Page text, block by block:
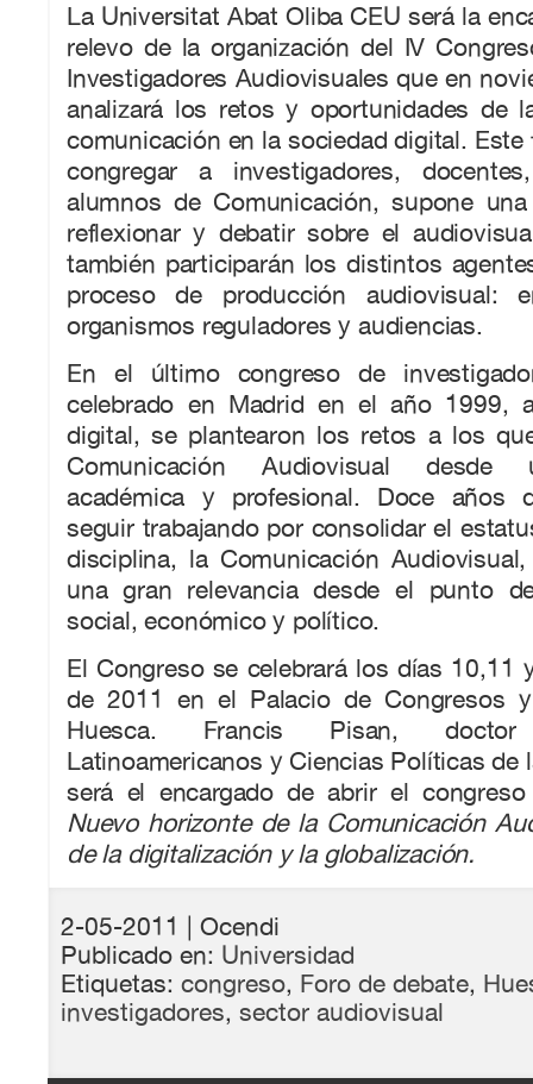
La Universitat Abat Oliba CEU será la
relevo de la organización del IV
Investigadores Audiovisuales que en
analizará los retos y oportunidades de
comunicación en la sociedad digital. Este
congregar a investigadores,
alumnos de Comunicación, supone
reflexionar y debatir sobre el
también participarán los distintos
proceso de producción audiovisual:
organismos reguladores y audiencias.
En el último congreso de
celebrado en Madrid en el año 1999,
digital, se plantearon los retos a los
Comunicación Audiovisual desde
académica y profesional. Doce años
seguir trabajando por consolidar el
disciplina, la Comunicación
una gran relevancia desde el punto
social, económico y político.
El Congreso se celebrará los días 10,11
de 2011 en el Palacio de Congresos
Huesca. Francis Pisan,
Latinoamericanos y Ciencias Políticas de
será el encargado de abrir el
Nuevo horizonte de la Comunicación
de la digitalización y la globalización.
2-05-2011 | Ocendi
Publicado en: Universidad
Etiquetas: congreso, Foro de debate,
investigadores, sector audiovisual